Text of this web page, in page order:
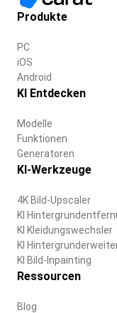
Produkte
PC
iOS
Android
KI Entdecken
Modelle
Funktionen
Generatoren
KI-Werkzeuge
4K Bild-Upscaler
KI
KI Kleidungswechsler
KI
KI Bild-Inpainting
Ressourcen
Blog